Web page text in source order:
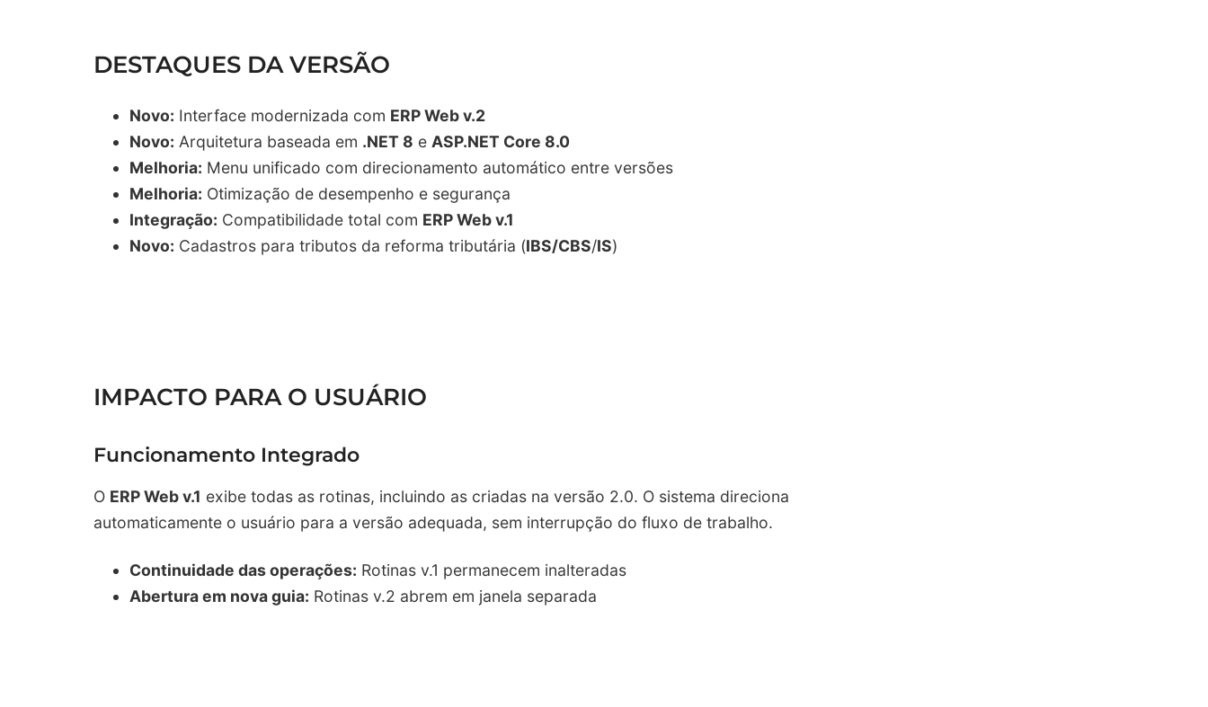
DESTAQUES DA VERSÃO
Novo: Interface modernizada com ERP Web v.2
Novo: Arquitetura baseada em .NET 8 e ASP.NET Core 8.0
Melhoria: Menu unificado com direcionamento automático entre versões
Melhoria: Otimização de desempenho e segurança
Integração: Compatibilidade total com ERP Web v.1
Novo: Cadastros para tributos da reforma tributária (IBS/CBS/IS)
IMPACTO PARA O USUÁRIO
Funcionamento Integrado
O ERP Web v.1 exibe todas as rotinas, incluindo as criadas na versão 2.0. O sistema direciona
automaticamente o usuário para a versão adequada, sem interrupção do fluxo de trabalho.
Continuidade das operações: Rotinas v.1 permanecem inalteradas
Abertura em nova guia: Rotinas v.2 abrem em janela separada